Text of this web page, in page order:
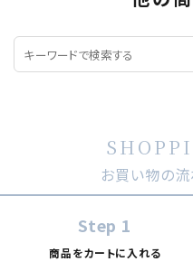
お買い物の
Step 1
商品をカートに入れる